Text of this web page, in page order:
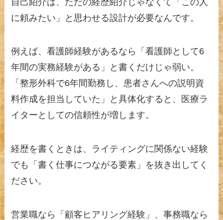
に頼みたい」と思わせる設計が必要なんです。
例えば、看護師経験があるなら「看護師として6
年間の実務経験がある」と書くだけじゃ弱い。
「整形外科で6年間勤務し、患者さんへの説明資
料作成を担当していた」と具体化すると、医療ラ
イターとしての信頼性が増します。
経歴を書くときは、ライティングに関係ない経験
でも「書く仕事につながる要素」を抜き出してく
ださい。
営業職なら「顧客ヒアリング経験」、事務職なら